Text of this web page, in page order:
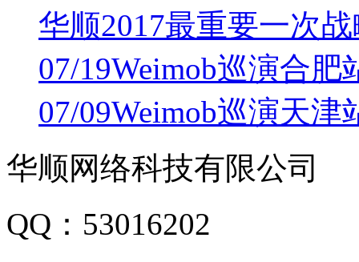
华顺2017最重要一次
07/19Weimob巡演合肥
07/09Weimob巡演天
华顺网络科技有限公司
QQ：53016202